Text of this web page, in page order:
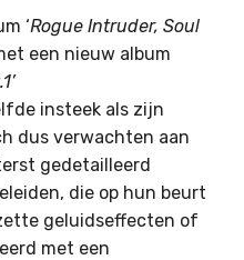
‘Rogue Intruder, Soul
een nieuw album
insteek als zijn
dus verwachten aan
gedetailleerd
die op hun beurt
geluidseffecten of
met een